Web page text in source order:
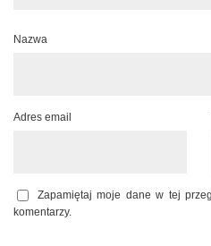
Nazwa
Adres email
Zapamiętaj moje dane w tej
komentarzy.